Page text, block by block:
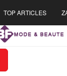
TOP ARTICLES